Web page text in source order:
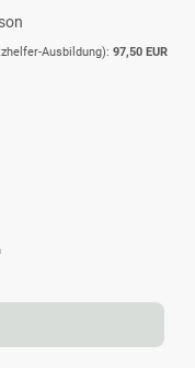
Ausbildung): 97,50 EUR